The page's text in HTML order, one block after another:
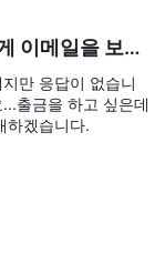
신분증)과 주소 증
을 제공합니다. 원
세요.
과 주소를 확인해
의 스캔 복사본을
플랫폼을 탐색하
이메일을 보내
지 출금이 된
변이 없네요. 다
다.
만 응답이 없습니
출금을 하고 싶은데
하겠습니다.